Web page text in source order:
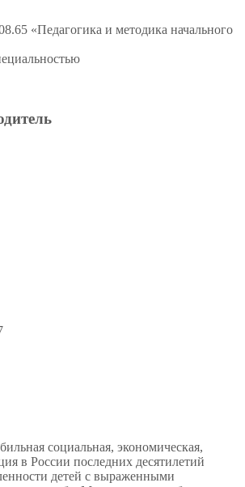
«Педагогика и методика начального
социальная, экономическая,
в России последних десятилетий
детей с выраженными